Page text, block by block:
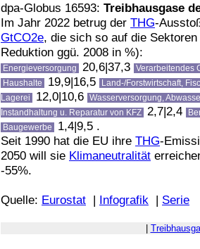
dpa-Globus 16593: Treibhausgase
Im Jahr 2022 betrug der THG-
GtCO2e, die sich so auf die
Reduktion ggü. 2008 in %):
Energieversorgung 20,6|37,3 Verarbeitendes
Haushalte
19,9|16,5
Land-/Forstwirtschaft,
Lagerei
12,0|10,6 Wasserversorgung,
Instandhaltung u. Reparatur von KFZ 2,7|2,4
Baugewerbe
1,4|9,5 .
Seit 1990 hat die EU ihre THG-
2050 will sie Klimaneutralität
-55%.
Quelle: Eurostat | Infografik | Serie